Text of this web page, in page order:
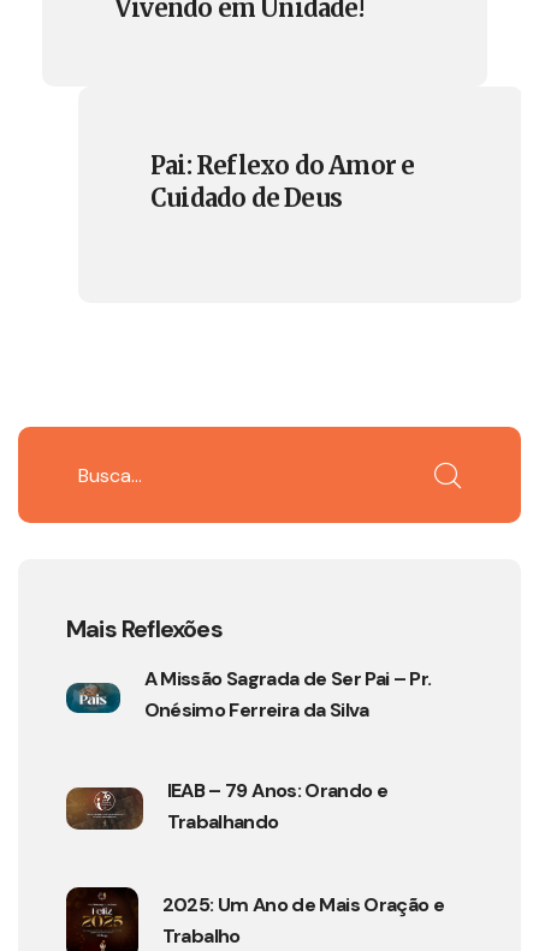
Vivendo em Unidade!
Pai: Reflexo do Amor e
Cuidado de Deus
Mais Reflexões
A Missão Sagrada de Ser Pai – Pr.
Onésimo Ferreira da Silva
IEAB – 79 Anos: Orando e
Trabalhando
2025: Um Ano de Mais Oração e
Trabalho